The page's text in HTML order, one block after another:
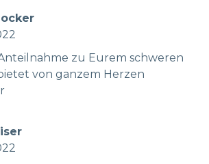
zu Eurem schweren
von ganzem Herzen